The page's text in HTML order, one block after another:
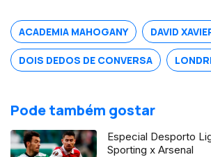
ACADEMIA MAHOGANY DAVID
DOIS DEDOS DE CONVERSA
Pode também gostar
Especial Desporto
Sporting x Arsenal